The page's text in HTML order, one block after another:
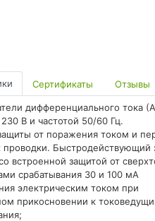
Сертификаты Отзывы
дифференциального тока
В и частотой 50/60 Гц.
от поражения током и
встроенной защитой от
срабатывания 30 и 100 мА
электрическим током при
прикосновении к